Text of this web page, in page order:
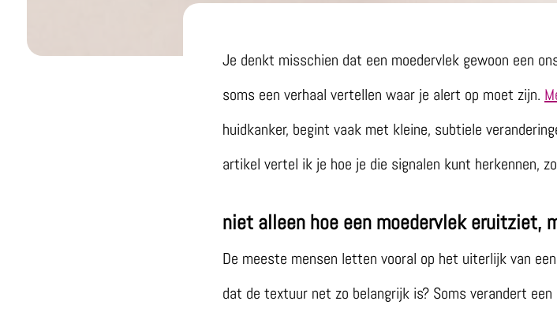
Je denkt misschien dat een moedervlek gewoon een
soms een verhaal vertellen waar je alert op moet zijn.
huidkanker, begint vaak met kleine, subtiele
artikel vertel ik je hoe je die signalen kunt herkennen,
niet alleen hoe een moedervlek eruitziet,
De meeste mensen letten vooral op het uiterlijk van
dat de textuur net zo belangrijk is? Soms verandert